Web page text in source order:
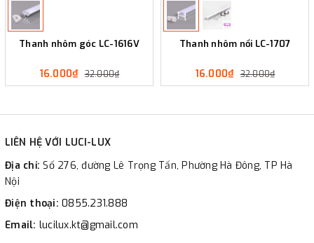
Thanh nhôm góc LC-1616V
16.000₫ 32.000₫
Thanh nhôm nổi LC-1707
16.000₫ 32.000₫
LIÊN HỆ VỚI LUCI-LUX
Địa chỉ:Số 276, đường Lê Trọng Tấn, Phường Hà Đông, TP Hà
Nội
Điện thoại: 0855.231.888
Email: lucilux.kt@gmail.com